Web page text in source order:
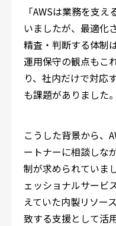
「AWSは業務を支
いましたが、最適化
精査・判断する体制
運用保守の観点もこ
り、社内だけで対応
も課題がありました。
こうした背景から、
ートナーに相談しな
制が求められていま
ェッショナルサービ
えていた内製リソー
致する支援として活